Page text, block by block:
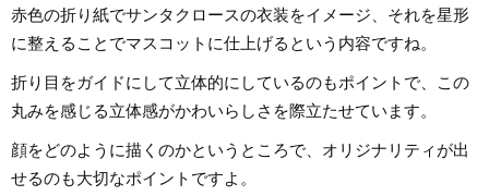
赤色の折り紙でサンタクロースの衣装をイメージ、それを星形
に整えることでマスコットに仕上げるという内容ですね。
折り目をガイドにして立体的にしているのもポイントで、この
丸みを感じる立体感がかわいらしさを際立たせています。
顔をどのように描くのかというところで、オリジナリティが出
せるのも大切なポイントですよ。